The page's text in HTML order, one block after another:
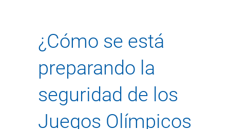
¿Cómo se está
preparando la
seguridad de los
Juegos Olímpicos